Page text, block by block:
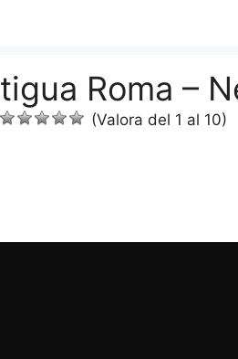
Roma –
(Valora del 1 al 10)